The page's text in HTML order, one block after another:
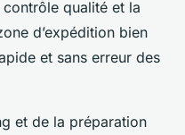
qualité et la
d’expédition bien
et sans erreur des
et de la préparation